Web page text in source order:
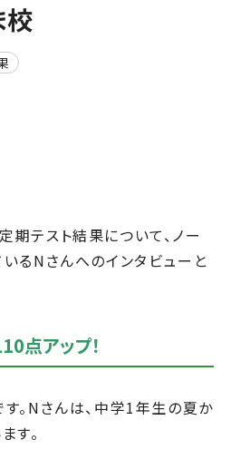
校
テスト結果について、ノー
るNさんへのインタビューと
点アップ！
。Nさんは、中学1年生の夏か
す。